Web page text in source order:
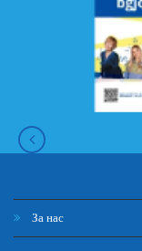
За нас